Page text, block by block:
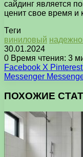
сайдинг является
ценит свое время и
Теги
виниловый
30.01.2024
0 Время чтения: 3
Facebook X Pinterest
Messenger
ПОХОЖИЕ